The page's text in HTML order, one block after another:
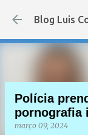
Blog Luis
Polícia
pornografia
março 09, 2024